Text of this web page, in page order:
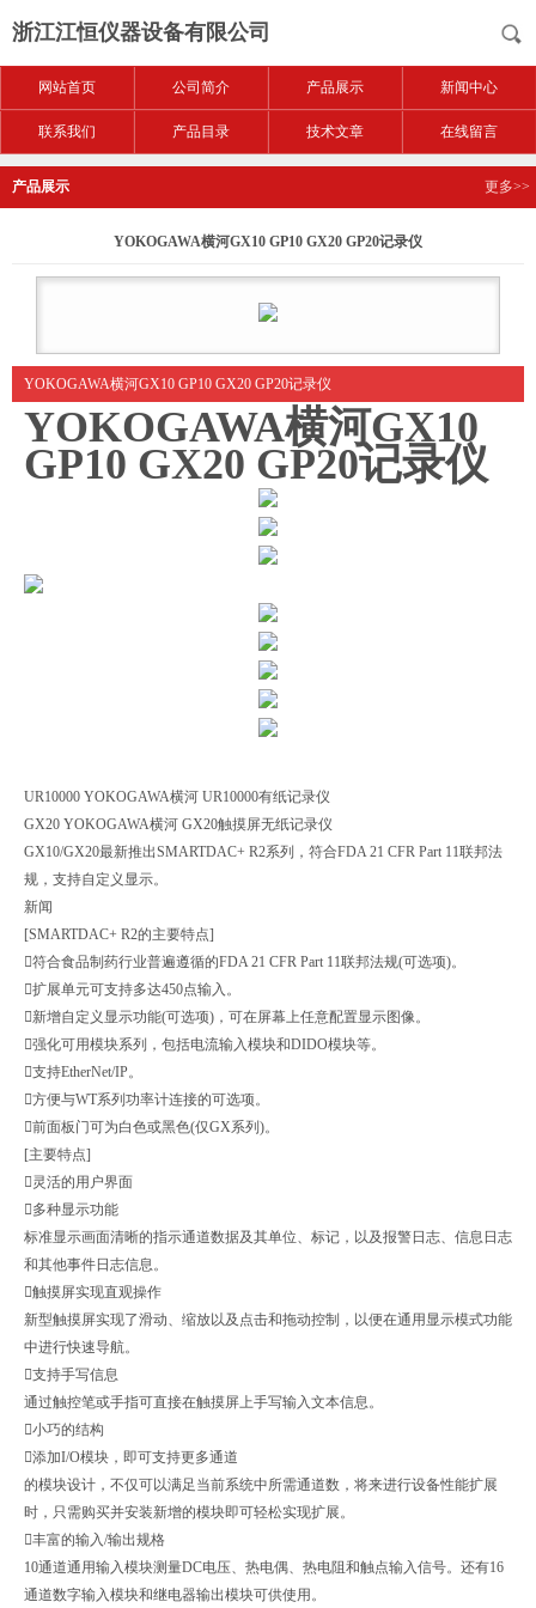
浙江江恒仪器设备有限公司
网站首页 公司简介 产品展示 新闻中心
联系我们 产品目录 技术文章 在线留言
产品展示 更多>>
YOKOGAWA横河GX10 GP10 GX20 GP20记录仪
YOKOGAWA横河GX10 GP10 GX20 GP20记录仪
YOKOGAWA横河GX10
GP10 GX20 GP20记录仪
UR10000 YOKOGAWA横河 UR10000有纸记录仪
GX20 YOKOGAWA横河 GX20触摸屏无纸记录仪
GX10/GX20最新推出SMARTDAC+ R2系列，符合FDA 21 CFR Part 11联邦法
规，支持自定义显示。
新闻
[SMARTDAC+ R2的主要特点]
符合食品制药行业普遍遵循的FDA 21 CFR Part 11联邦法规(可选项)。
扩展单元可支持多达450点输入。
新增自定义显示功能(可选项)，可在屏幕上任意配置显示图像。
强化可用模块系列，包括电流输入模块和DIDO模块等。
支持EtherNet/IP。
方便与WT系列功率计连接的可选项。
前面板门可为白色或黑色(仅GX系列)。
[主要特点]
灵活的用户界面
多种显示功能
标准显示画面清晰的指示通道数据及其单位、标记，以及报警日志、信息日志
和其他事件日志信息。
触摸屏实现直观操作
新型触摸屏实现了滑动、缩放以及点击和拖动控制，以便在通用显示模式功能
中进行快速导航。
支持手写信息
通过触控笔或手指可直接在触摸屏上手写输入文本信息。
小巧的结构
添加I/O模块，即可支持更多通道
的模块设计，不仅可以满足当前系统中所需通道数，将来进行设备性能扩展
时，只需购买并安装新增的模块即可轻松实现扩展。
丰富的输入/输出规格
10通道通用输入模块测量DC电压、热电偶、热电阻和触点输入信号。还有16
通道数字输入模块和继电器输出模块可供使用。